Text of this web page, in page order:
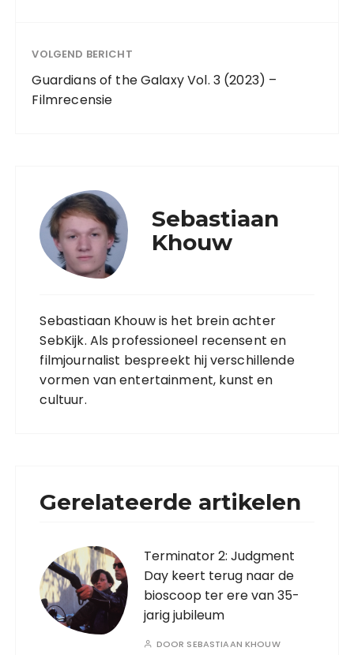
VOLGEND BERICHT
Guardians of the Galaxy Vol. 3 (2023) –
Filmrecensie
Sebastiaan
Khouw
Sebastiaan Khouw is het brein achter
SebKijk. Als professioneel recensent en
filmjournalist bespreekt hij verschillende
vormen van entertainment, kunst en
cultuur.
Gerelateerde artikelen
Terminator 2: Judgment
Day keert terug naar de
bioscoop ter ere van 35-
jarig jubileum
DOOR SEBASTIAAN KHOUW